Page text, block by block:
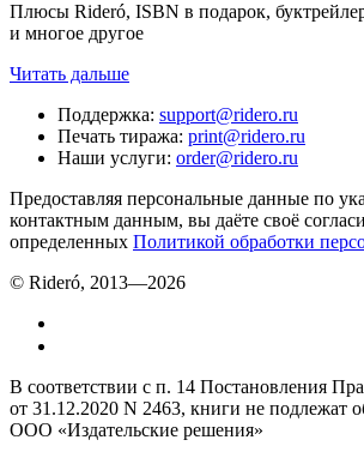
Плюсы Rideró, ISBN в подарок,
и многое другое
Читать дальше
Поддержка: support@ridero.ru
Печать тиража: print@ridero.ru
Наши услуги: order@ridero.ru
Предоставляя персональные данные по
контактным данным, вы даёте своё
определенных Политикой обработки
© Rideró, 2013—2026
В соответствии с п. 14 Постановления
от 31.12.2020 N 2463, книги не подлежат
ООО «Издательские решения»